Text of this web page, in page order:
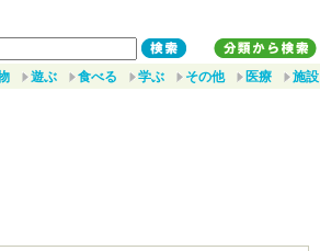
遊ぶ 食べる 学ぶ その他 医療 施設